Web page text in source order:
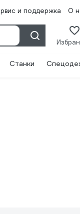
и поддержка О
Станки